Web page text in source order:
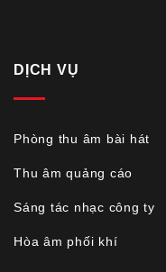
DỊCH VỤ
Phòng thu âm bài hát
Thu âm quảng cáo
Sáng tác nhạc công ty
Hòa âm phối khí